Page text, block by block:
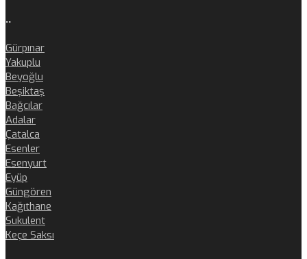
..
Gürpınar
Yakuplu
Beyoğlu
Beşiktaş
Bağcılar
Adalar
Çatalca
Esenler
Esenyurt
Eyüp
Güngören
Kağıthane
Sukulent
Keçe Saksı